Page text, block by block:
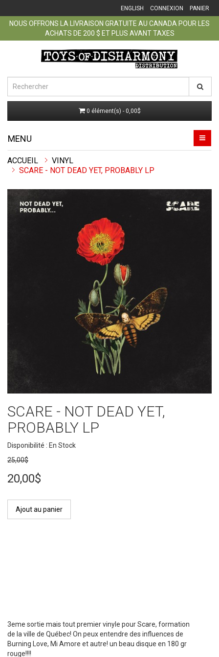
ENGLISH CONNEXION PANIER
NOUS OFFRONS LA LIVRAISON GRATUITE AU CANADA POUR LES
ACHATS DE 200 $ ET PLUS AVANT TAXES
0 élément(s) - 0,00$
MENU
ACCUEIL
VINYL
SCARE - NOT DEAD YET, PROBABLY​ LP
SCARE - NOT DEAD YET,
PROBABLY​ LP
Disponibilité : En Stock
25,00$
20,00$
Ajout au panier
3eme sortie mais tout premier vinyle pour Scare, formation
de la ville de Québec! On peux entendre des influences de
Burning Love, Mi Amore et autre! un beau disque en 180 gr
rouge!!!!